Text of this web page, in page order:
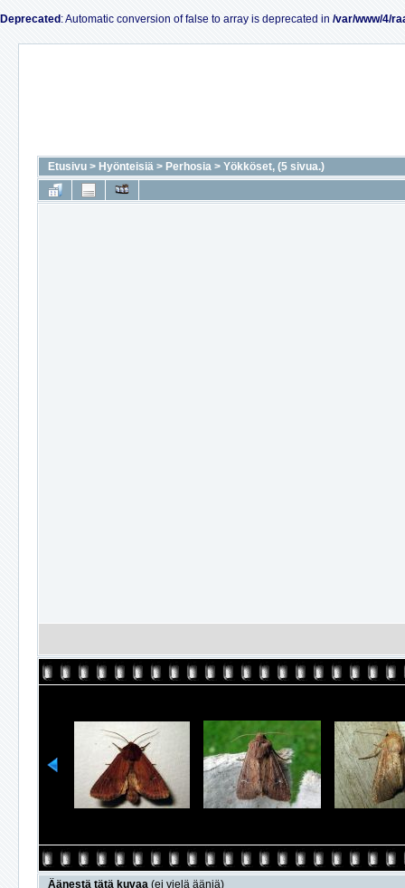
Deprecated : Automatic conversion of false to array is deprecated in /var/www/4/
Etusivu > Hyönteisiä > Perhosia > Yökköset, (5 sivua.)
Äänestä tätä kuvaa (ei vielä ääniä)